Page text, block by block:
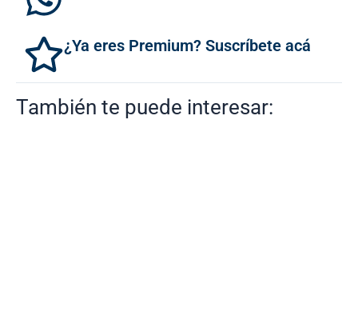
¿Ya eres Premium? Suscríbete acá
También te puede interesar: